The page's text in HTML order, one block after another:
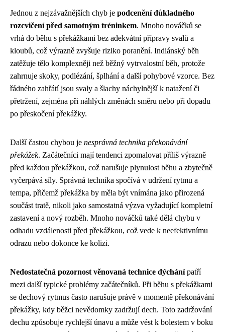
Jednou z nejzávažnějších chyb je podcenění důkladného
rozcvičení před samotným tréninkem. Mnoho nováčků se
vrhá do běhu s překážkami bez adekvátní přípravy svalů a
kloubů, což výrazně zvyšuje riziko poranění. Indiánský běh
zatěžuje tělo komplexněji než běžný vytrvalostní běh, protože
zahrnuje skoky, podlézání, šplhání a další pohybové vzorce. Bez
řádného zahřátí jsou svaly a šlachy náchylnější k natažení či
přetržení, zejména při náhlých změnách směru nebo při dopadu
po přeskočení překážky.
Další častou chybou je nesprávná technika překonávání
překážek. Začátečníci mají tendenci zpomalovat příliš výrazně
před každou překážkou, což narušuje plynulost běhu a zbytečně
vyčerpává síly. Správná technika spočívá v udržení rytmu a
tempa, přičemž překážka by měla být vnímána jako přirozená
součást tratě, nikoli jako samostatná výzva vyžadující kompletní
zastavení a nový rozběh. Mnoho nováčků také dělá chybu v
odhadu vzdálenosti před překážkou, což vede k neefektivnímu
odrazu nebo dokonce ke kolizi.
Nedostatečná pozornost věnovaná technice dýchánípatří
mezi další typické problémy začátečníků. Při běhu s překážkami
se dechový rytmus často narušuje právě v momentě překonávání
překážky, kdy běžci nevědomky zadržují dech. Toto zadržování
dechu způsobuje rychlejší únavu a může vést k bolestem v boku